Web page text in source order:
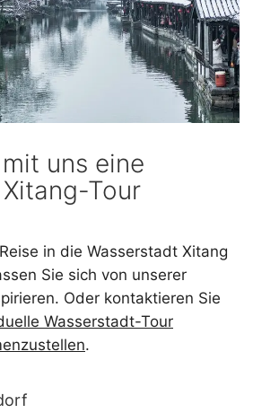
uns eine
Tour
in die Wasserstadt Xitang
Sie sich von unserer
Oder kontaktieren Sie
Wasserstadt-Tour
.